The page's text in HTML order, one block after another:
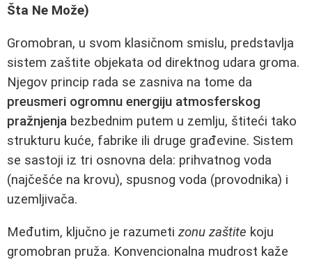
Šta Ne Može)
Gromobran, u svom klasičnom smislu, predstavlja
sistem zaštite objekata od direktnog udara groma.
Njegov princip rada se zasniva na tome da
preusmeri ogromnu energiju atmosferskog
pražnjenja bezbednim putem u zemlju, štiteći tako
strukturu kuće, fabrike ili druge građevine. Sistem
se sastoji iz tri osnovna dela: prihvatnog voda
(najčešće na krovu), spusnog voda (provodnika) i
uzemljivača.
Međutim, ključno je razumeti zonu zaštite koju
gromobran pruža. Konvencionalna mudrost kaže